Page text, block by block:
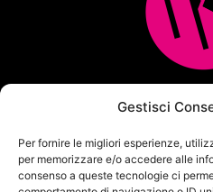
Gestisci
Per fornire le migliori esperienze,
per memorizzare e/o accedere alle
consenso a queste tecnologie ci
Multicopia e
Centralino unificato
P.Iva